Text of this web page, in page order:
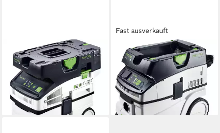
FESTOOL
Industriesauger Festool CTLC
MIDI I-Basic Akku-
Absaugmobil
ab 635,52 €
lieferbar - in 3-4 Werktagen bei dir
Fast ausverkauft
FESTOOL
Industriesauger Festool CTH
26 EI Absaugmobil
ab 1.214,03 €
lieferbar - in 2-3 Werktagen bei dir